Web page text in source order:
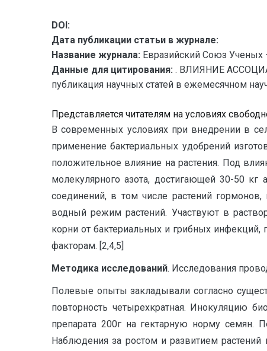
DOI:
Дата публикации статьи в журнале:
Название журнала: Евразийский Союз Ученых
Данные для цитирования: . ВЛИЯНИЕ
публикация научных статей в ежемесячном
Представляется читателям на условиях
В современных условиях при внедрении в
применение бактериальных удобрений
положительное влияние на растения. Под
молекулярного азота, достигающей 30-50 кг
соединений, в том числе растений
водный режим растений. Участвуют в
корни от бактериальных и грибных
факторам. [2,4,5]
Методика исследований. Исследования
Полевые опыты закладывали согласно
повторность четырехкратная. Инокуляцию
препарата 200г на гектарную норму
Наблюдения за ростом и развитием